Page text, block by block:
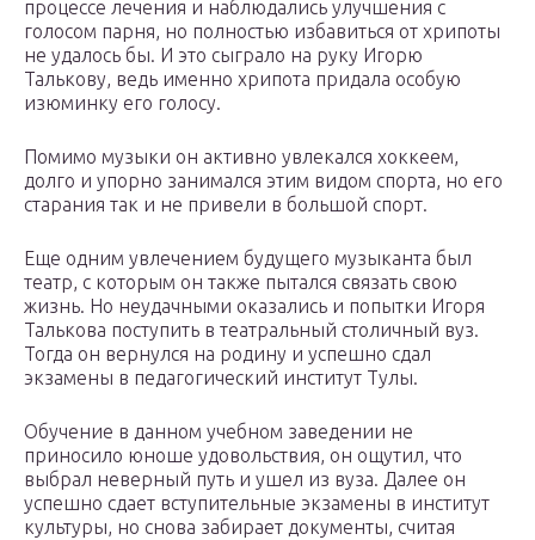
процессе лечения и наблюдались улучшения с
голосом парня, но полностью избавиться от хрипоты
не удалось бы. И это сыграло на руку Игорю
Талькову, ведь именно хрипота придала особую
изюминку его голосу.
Помимо музыки он активно увлекался хоккеем,
долго и упорно занимался этим видом спорта, но его
старания так и не привели в большой спорт.
Еще одним увлечением будущего музыканта был
театр, с которым он также пытался связать свою
жизнь. Но неудачными оказались и попытки Игоря
Талькова поступить в театральный столичный вуз.
Тогда он вернулся на родину и успешно сдал
экзамены в педагогический институт Тулы.
Обучение в данном учебном заведении не
приносило юноше удовольствия, он ощутил, что
выбрал неверный путь и ушел из вуза. Далее он
успешно сдает вступительные экзамены в институт
культуры, но снова забирает документы, считая